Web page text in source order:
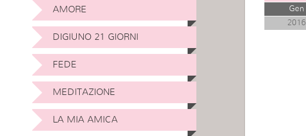
AMORE
DIGIUNO 21 GIORNI
FEDE
MEDITAZIONE
LA MIA AMICA
Gen
2016